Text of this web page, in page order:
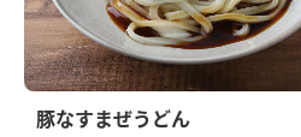
豚なすまぜうどん